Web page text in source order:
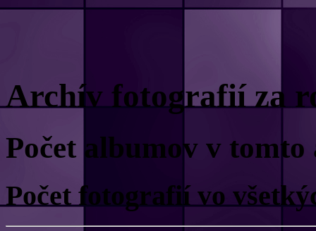
Archív fotografií za
Počet albumov v
Počet fotografií vo